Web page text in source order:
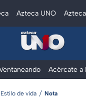
Azteca UNO
Acércate a
Estilo de vida Nota